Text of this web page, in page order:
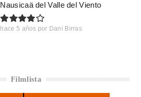
Nausicaä del Valle del Viento
hace 5 años por Dani Birras
Filmlista